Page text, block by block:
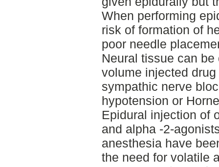
When performing
risk of formation of
poor needle
Neural tissue can
volume injected
sympathic nerve
hypotension or
Epidural injection of
and alpha -2-
anesthesia have
the need for volatile